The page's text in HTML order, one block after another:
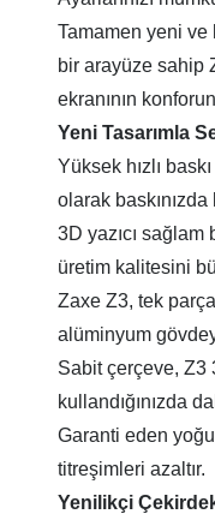
Tamamen yeni ve
bir arayüze sahip
ekranının
Yeni Tasarımla
Yüksek hızlı
olarak baskınızda
3D yazıcı
üretim kalitesini
Zaxe Z3, tek
alüminyum
Sabit çerçeve, Z3
kullandığınızda
Garanti eden
titreşimleri azaltır.
Yenilikçi